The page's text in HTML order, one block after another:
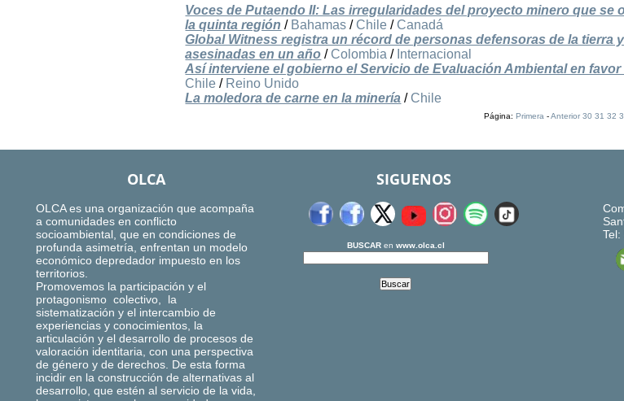
Voces de Putaendo II: Las irregularidades del proyecto minero que se
la quinta región / Bahamas / Chile / Canadá
Global Witness registra un récord de personas defensoras de la tierra
asesinadas en un año / Colombia / Internacional
Así interviene el gobierno el Servicio de Evaluación Ambiental en
Chile / Reino Unido
La moledora de carne en la minería / Chile
Página: Primera-Anterior 30 31 32
OLCA
OLCA es una organización que acompaña
a comunidades en conflicto
socioambiental, que en condiciones de
profunda asimetría, enfrentan un modelo
económico depredador impuesto en los
territorios.
Promovemos la participación y el
protagonismo colectivo, la
sistematización y el intercambio de
experiencias y conocimientos, la
articulación y el desarrollo de procesos de
valoración identitaria, con una perspectiva
de género y de derechos. De esta forma
incidir en la construcción de alternativas al
desarrollo, que estén al servicio de la vida,
SIGUENOS
BUSCARen www.olca.cl